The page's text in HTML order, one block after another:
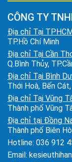
CÔNG TY
Địa chỉ Tại TPHCM
TP.Hồ Chí Minh
Địa chỉ Tại Cần
Q.Bình Thủy,
Địa chỉ Tại Bình
Thới Hoà, Bến
Địa chỉ Tại Vũng
Thành phố Vũng
Địa chỉ tại Đồng
Thành phố Biên
Hotline: 036 912
Email: